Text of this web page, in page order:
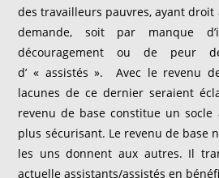
des travailleurs pauvres, ayant droit
demande, soit par manque
découragement ou de peur
d’ « assistés ». Avec le revenu
lacunes de ce dernier seraient
revenu de base constitue un
plus sécurisant. Le revenu de base
les uns donnent aux autres. Il
actuelle assistants/assistés en